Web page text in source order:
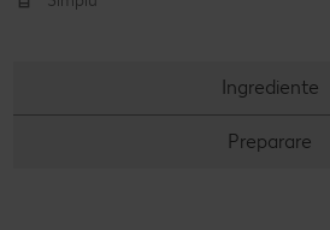
Ingrediente
Preparare